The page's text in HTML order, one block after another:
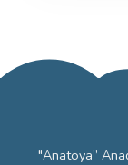
"Anatoya”